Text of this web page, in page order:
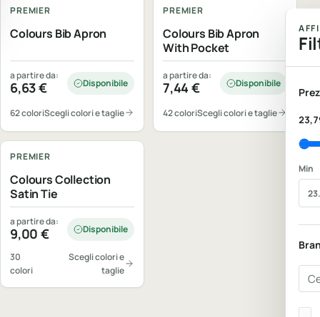
Min
PREMIER
Colours Bib Apron
a partire da:
6,63€ Disponibile
62 coloriScegli colori e taglie
PREMIER
Colours Bib Apron
With Pocket
a partire da:
7,44€ Disponibile
42 coloriScegli colori e taglie
PREMIER
Colours Collection
Satin Tie
a partire da:
9,00€ Disponibile
30
colori
Scegli colori e
taglie